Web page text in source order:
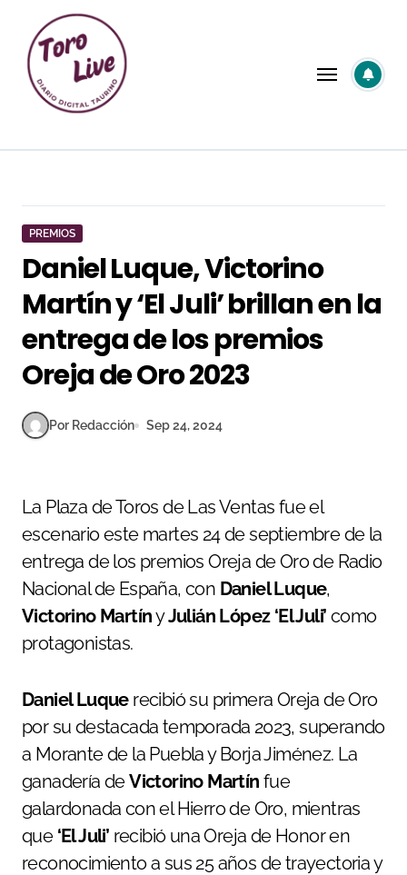
contenido
PREMIOS
Daniel Luque, Victorino
Martín y ‘El Juli’ brillan en la
entrega de los premios
Oreja de Oro 2023
Por Redacción Sep 24, 2024
La Plaza de Toros de Las Ventas fue el
escenario este martes 24 de septiembre de la
entrega de los premios Oreja de Oro de Radio
Nacional de España, con Daniel Luque,
Victorino MartínyJulián López ‘El Juli’ como
protagonistas.
Daniel Luquerecibió su primera Oreja de Oro
por su destacada temporada 2023, superando
a Morante de la Puebla y Borja Jiménez. La
ganadería deVictorino Martín fue
galardonada con el Hierro de Oro, mientras
que‘El Juli’ recibió una Oreja de Honor en
reconocimiento a sus 25 años de trayectoria y